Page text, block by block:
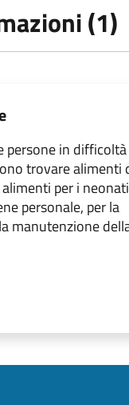
(1)
persone in difficoltà
trovare alimenti
per i
personale, per la
manutenzione